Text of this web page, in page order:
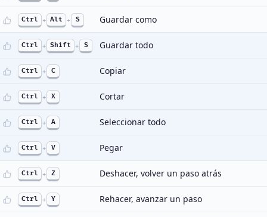
Ctrl + Alt + S Guardar como
Ctrl + Shift + S Guardar todo
Ctrl + C Copiar
Ctrl + X Cortar
Ctrl + A Seleccionar todo
Ctrl + V Pegar
Ctrl + Z Deshacer, volver un paso atrás
Ctrl + Y Rehacer, avanzar un paso